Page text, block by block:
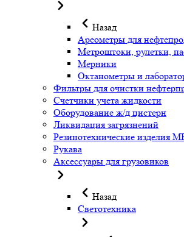
Назад
Ареометры для
Метроштоки, рулетки,
Мерники
Октанометры и
Фильтры для очистки
Счетчики учета жидкости
Оборудование ж/д цистерн
Ликвидация загрязнений
Резинотехнические изделия
Рукава
Аксессуары для грузовиков
Назад
Светотехника